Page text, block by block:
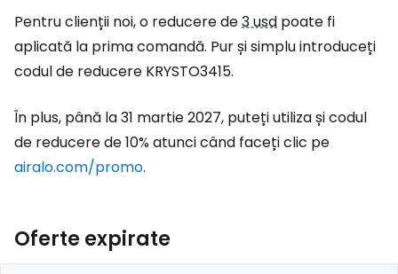
Pentru clienții noi, o reducere de3 usd poate fi
aplicată la prima comandă. Pur și simplu introduceți
codul de reducere KRYSTO3415.
În plus, până la 31 martie 2027, puteți utiliza și codul
de reducere de 10% atunci când faceți clic pe
airalo.com/promo.
Oferte expirate